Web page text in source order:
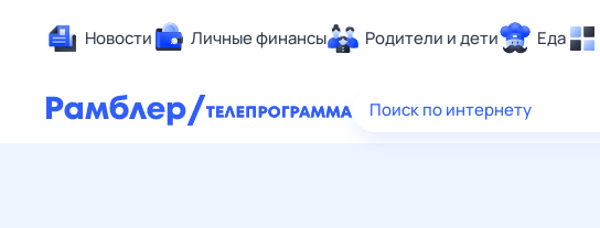
Новости Личные финансы Родители и дети Еда
Здоровье
Поиск по интернету